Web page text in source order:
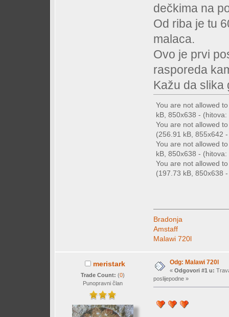
dečkima na
Od riba je tu
malaca.
Ovo je prvi
rasporeda
Kažu da slika
You are not allowed
kB, 850x638 -
You are not allowed
(256.91 kB, 855x642
You are not allowed
kB, 850x638 -
You are not allowed
(197.73 kB, 850x638
Bradonja
Amstaff
Malawi 720l
meristark
Trade Count: (0)
Punopravni član
Odg: Malawi 720l
« Odgovori #1 u:
poslijepodne »